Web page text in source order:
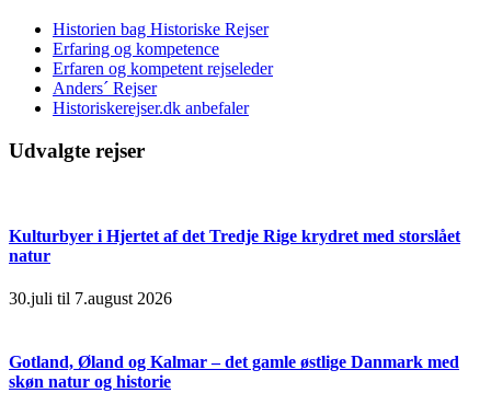
Historien bag Historiske Rejser
Erfaring og kompetence
Erfaren og kompetent rejseleder
Anders´ Rejser
Historiskerejser.dk anbefaler
Udvalgte rejser
Kulturbyer i Hjertet af det Tredje Rige krydret med storslået
natur
30.juli til 7.august 2026
Gotland, Øland og Kalmar – det gamle østlige Danmark med
skøn natur og historie